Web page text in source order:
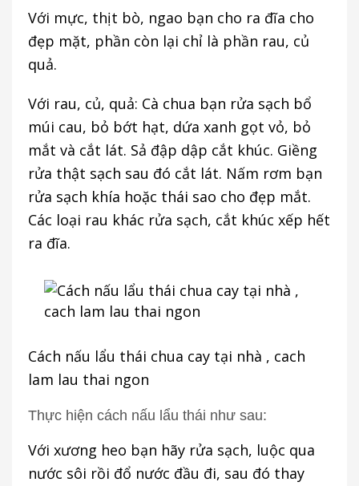
Với mực, thịt bò, ngao bạn cho ra đĩa cho
đẹp mặt, phần còn lại chỉ là phần rau, củ
quả.
Với rau, củ, quả: Cà chua bạn rửa sạch bổ
múi cau, bỏ bớt hạt, dứa xanh gọt vỏ, bỏ
mắt và cắt lát. Sả đập dập cắt khúc. Giềng
rửa thật sạch sau đó cắt lát. Nấm rơm bạn
rửa sạch khía hoặc thái sao cho đẹp mắt.
Các loại rau khác rửa sạch, cắt khúc xếp hết
ra đĩa.
Cách nấu lẩu thái chua cay tại nhà , cach
lam lau thai ngon
Thực hiện cách nấu lẩu thái như sau:
Với xương heo bạn hãy rửa sạch, luộc qua
nước sôi rồi đổ nước đầu đi, sau đó thay